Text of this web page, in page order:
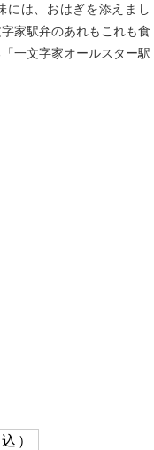
には、おはぎを添えまし
家駅弁のあれもこれも食
一文字家オールスター駅
）